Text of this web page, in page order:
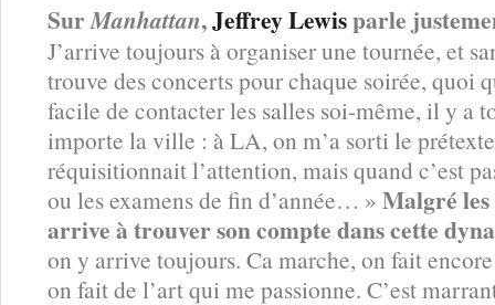
SurManhattan,Jeffrey Lewisparle
J’arrive toujours à organiser une tournée, et
trouve des concerts pour chaque soirée, quoi
facile de contacter les salles soi-même, il y a
importe la ville : à LA, on m’a sorti le
réquisitionnait l’attention, mais quand c’est
ou les examens de fin d’année… » Malgré
arrive à trouver son compte dans cette
on y arrive toujours. Ca marche, on fait encore
on fait de l’art qui me passionne. C’est